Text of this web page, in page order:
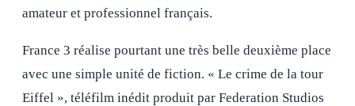
amateur et professionnel français.
France 3 réalise pourtant une très belle deuxième place
avec une simple unité de fiction. « Le crime de la tour
Eiffel », téléfilm inédit produit par Federation Studios